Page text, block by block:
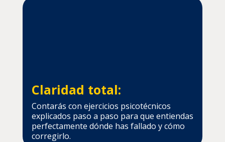
Claridad total:
Contarás con ejercicios psicotécnicos
explicados paso a paso para que entiendas
perfectamente dónde has fallado y cómo
corregirlo.